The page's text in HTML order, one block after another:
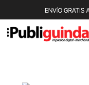
ENVÍO GRATIS